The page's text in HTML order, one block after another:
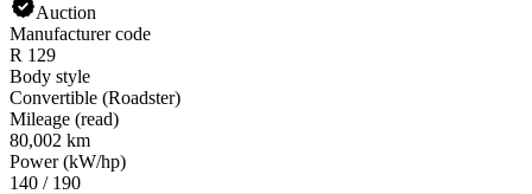
Auction
Manufacturer code
R 129
Body style
Convertible (Roadster)
Mileage (read)
80,002 km
Power (kW/hp)
140 / 190